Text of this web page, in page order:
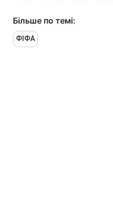
Більше по темі:
ФІФА